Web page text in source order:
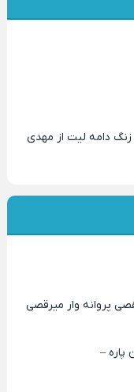
زنگ دامه لیت از مهدی
پروانه وار میرقصی
پاره –